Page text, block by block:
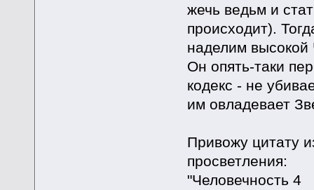
жечь ведьм и
происходит).
наделим
Он опять-таки
кодекс - не
им овладевает
Привожу цитату
просветления:
"Человечность 4